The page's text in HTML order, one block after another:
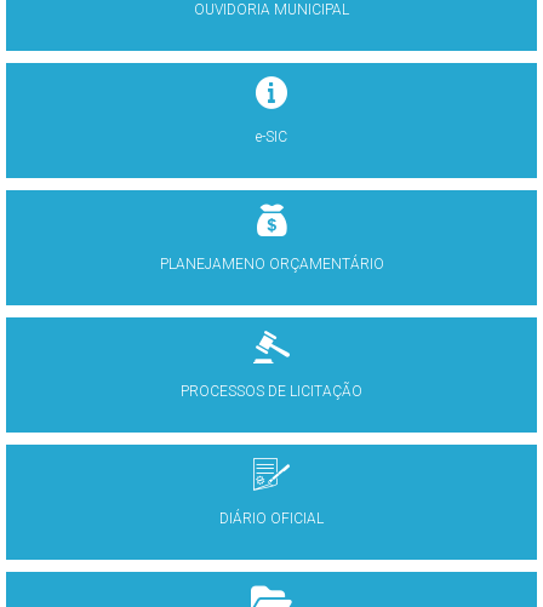
OUVIDORIA MUNICIPAL
e-SIC
PLANEJAMENO ORÇAMENTÁRIO
PROCESSOS DE LICITAÇÃO
DIÁRIO OFICIAL